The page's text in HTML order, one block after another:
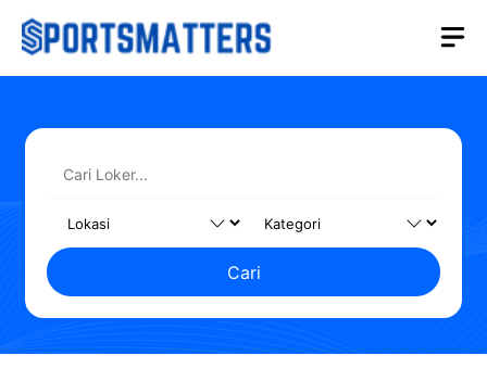
Langsung
Cari